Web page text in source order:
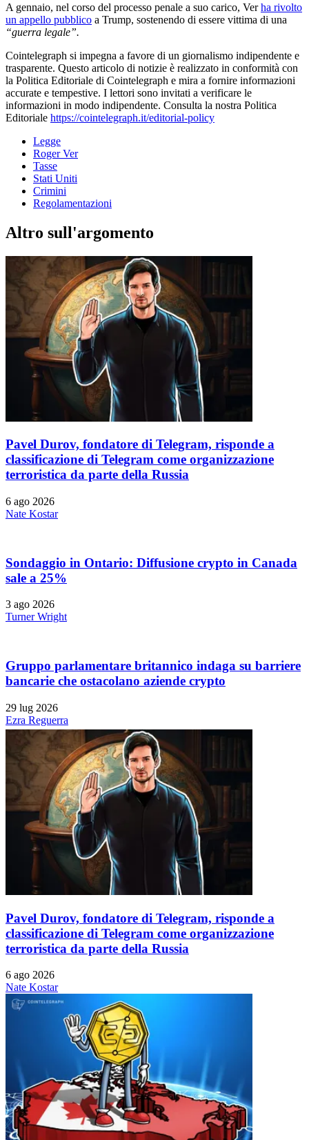
A gennaio, nel corso del processo penale a suo carico, Verha rivolto
un appello pubblico a Trump, sostenendo di essere vittima di una
“guerra legale”.
Cointelegraph si impegna a favore di un giornalismo indipendente e
trasparente. Questo articolo di notizie è realizzato in conformità con
la Politica Editoriale di Cointelegraph e mira a fornire informazioni
accurate e tempestive. I lettori sono invitati a verificare le
informazioni in modo indipendente. Consulta la nostra Politica
Editoriale https://cointelegraph.it/editorial-policy
Legge
Roger Ver
Tasse
Stati Uniti
Crimini
Regolamentazioni
Altro sull'argomento
Pavel Durov, fondatore di Telegram, risponde a
classificazione di Telegram come organizzazione
terroristica da parte della Russia
6 ago 2026
Nate Kostar
Sondaggio in Ontario: Diffusione crypto in Canada
sale a 25%
3 ago 2026
Turner Wright
Gruppo parlamentare britannico indaga su barriere
bancarie che ostacolano aziende crypto
29 lug 2026
Ezra Reguerra
Pavel Durov, fondatore di Telegram, risponde a
classificazione di Telegram come organizzazione
terroristica da parte della Russia
6 ago 2026
Nate Kostar